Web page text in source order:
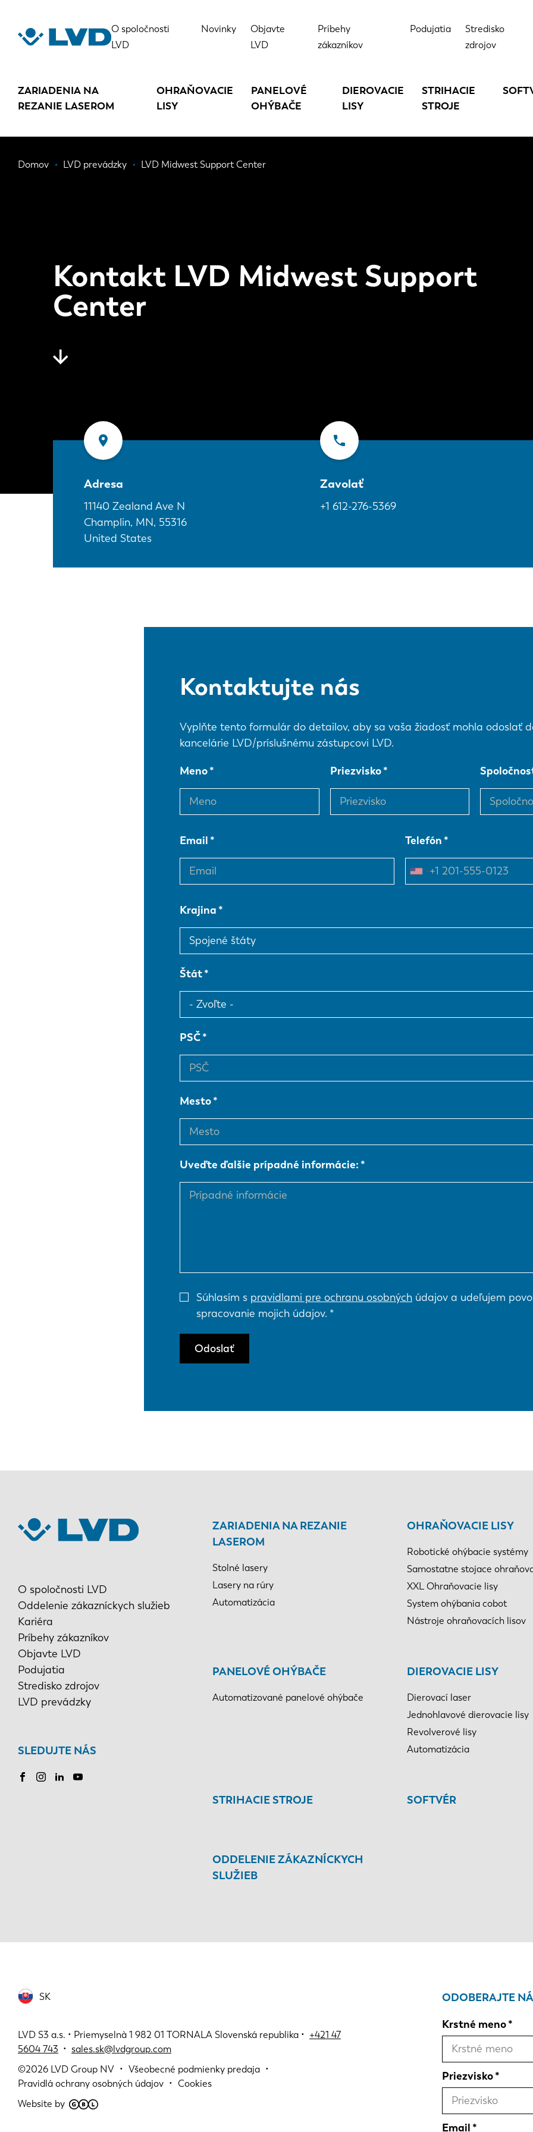
hlavný
O spoločnosti
LVD
Novinky
Objavte
LVD
Príbehy
zákazníkov
Podujatia
Stredisko
zdrojov
ZARIADENIA NA
REZANIE LASEROM
OHRAŇOVACIE
LISY
PANELOVÉ
OHÝBAČE
DIEROVACIE
LISY
STRIHACIE
STROJE
Omrvinka
Domov LVD prevádzky LVD Midwest Support Center
Kontakt LVD Midwest Support
Center
Adresa
11140 Zealand Ave N
Champlin, MN, 55316
United States
Zavolať
+1 612-276-5369
Kontaktujte nás
Vyplňte tento formulár do detailov, aby sa vaša žiadosť mohla odoslať
kancelárie LVD/príslušnému zástupcovi LVD.
Meno Priezvisko
Email Telefón
Krajina
Štát
PSČ
Mesto
Uveďte ďalšie prípadné informácie:
Súhlasím s pravidlami pre ochranu osobnýchúdajov a udeľujem
spracovanie mojich údajov.
Odoslať
O spoločnosti LVD
Oddelenie zákazníckych služieb
Kariéra
Príbehy zákazníkov
Objavte LVD
Podujatia
Stredisko zdrojov
LVD prevádzky
SLEDUJTE NÁS
ZARIADENIA NA REZANIE
LASEROM
Stolné lasery
Lasery na rúry
Automatizácia
OHRAŇOVACIE LISY
Robotické ohýbacie systémy
Samostatne stojace
XXL Ohraňovacie lisy
System ohýbania cobot
Nástroje ohraňovacích lisov
PANELOVÉ OHÝBAČE
Automatizované panelové ohýbače
DIEROVACIE LISY
Dierovací laser
Jednohlavové dierovacie lisy
Revolverové lisy
Automatizácia
STRIHACIE STROJE SOFTVÉR
ODDELENIE ZÁKAZNÍCKYCH
SLUŽIEB
SK
EN NL FR
DE IT
PL
LVD S3 a.s. • Priemyselnà 1 982 01 TORNALA Slovenská republika • +421 47
5604 743 • sales.sk@lvdgroup.com
©2026 LVD Group NV
Všeobecné podmienky predaja
Pravidlá ochrany osobných údajov
Cookies
Website by
ODOBERAJTE
Krstné meno
Priezvisko
Email